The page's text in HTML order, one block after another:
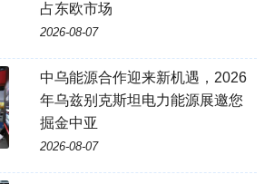
占东欧市场
2026-08-07
中乌能源合作迎来新机遇，2026
年乌兹别克斯坦电力能源展邀您
掘金中亚
2026-08-07